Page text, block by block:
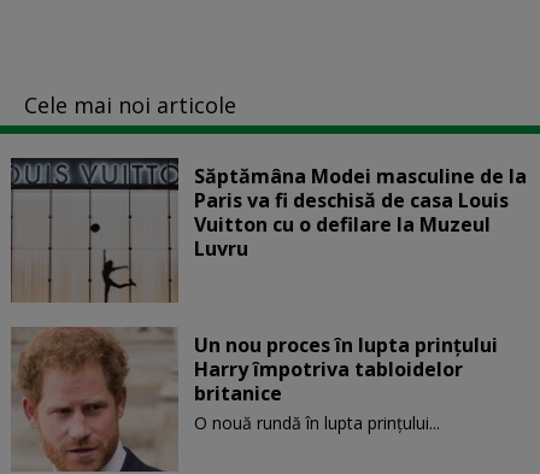
Cele mai noi articole
Săptămâna Modei masculine de la
Paris va fi deschisă de casa Louis
Vuitton cu o defilare la Muzeul
Luvru
Un nou proces în lupta prinţului
Harry împotriva tabloidelor
britanice
O nouă rundă în lupta prinţului...